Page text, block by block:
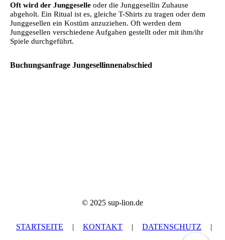
Oft wird der Junggeselle oder die Junggesellin Zuhause
abgeholt. Ein Ritual ist es, gleiche T-Shirts zu tragen oder dem
Junggesellen ein Kostüm anzuziehen. Oft werden dem
Junggesellen verschiedene Aufgaben gestellt oder mit ihm/ihr
Spiele durchgeführt.
Buchungsanfrage Jungesellinnenabschied
© 2025 sup-lion.de
STARTSEITE | KONTAKT | DATEN­SCHUTZ |